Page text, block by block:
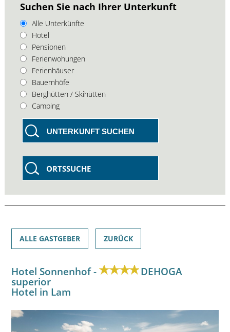
Suchen Sie nach Ihrer Unterkunft
Alle Unterkünfte
Hotel
Pensionen
Ferienwohungen
Ferienhäuser
Bauernhöfe
Berghütten / Skihütten
Camping
UNTERKUNFT SUCHEN
ORTSSUCHE
ALLE GASTGEBER ZURÜCK
Hotel Sonnenhof - DEHOGA
superior
Hotel in Lam